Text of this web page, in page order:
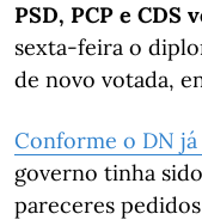
PSD, PCP e CDS
sexta-feira o
de novo votada,
Conforme o DN
governo tinha
pareceres